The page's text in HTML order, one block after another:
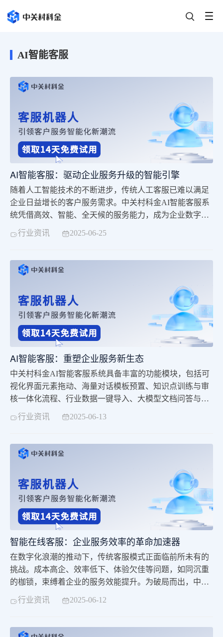
AI智能客服
AI智能客服：驱动企业服务升级的智能引擎
随着人工智能技术的不断进步，传统人工客服已难以满足
企业日益增长的客户服务需求。中关村科金AI智能客服系
统凭借高效、智能、全天候的服务能力，成为企业数字化
转型的重要工具。该系统融合了大模型、NLP、机器学习
等核心技术，具备毫秒级响应速度。同时，系统支持多轮
的服务标准，有效提升用户体验。 中关村科金AI智能客服
系统具备丰富的功能模块，包括可视化界面元素拖动、海
量对话模板预置、知识点训练与审核一体化流程、行业数
据一键导入、大模型文档问答与机器人流程融合等，帮助
企业快速构建知识库。此外，系统支持多渠道接入，如微
信公众号、小程序、企业微信、钉钉、抖音等，实现全渠
道覆盖，提升客户体验一致性。 通过智能客服系统，企业
可以实现7×24小时不间断服务，减少人工客服的重复性劳
动，提升服务效率与专业性。在数据分析方面，系统能够
挖掘客户需求趋势与产品痛点，帮助企业实现从被动服务
到主动优化的转型。 中关村科金AI智能客服系统不仅提升
了客户满意度和忠诚度，还显著降低了运营成本，增强了
企业的市场竞争力。未来，随着情感识别与情绪回应能力
破解传统客服难题，为企业提供精准、高效、有温度的智
行业资讯 2025-06-25
AI智能客服：重塑企业服务新生态
中关村科金AI智能客服系统具备丰富的功能模块，包括可
视化界面元素拖动、海量对话模板预置、知识点训练与审
核一体化流程、行业数据一键导入、大模型文档问答与机
器人流程融合等，帮助企业快速构建知识库。此外，系统
行业资讯 2025-06-13
智能在线客服：企业服务效率的革命加速器
在数字化浪潮的推动下，传统客服模式正面临前所未有的
挑战。成本高企、效率低下、体验欠佳等问题，如同沉重
的枷锁，束缚着企业的服务效能提升。为破局而出，中关
村科金智能云客服应运而生。凭借高智能、低门槛、全场
景的创新架构，它彻底颠覆了传统服务模式。这款智能客
海量咨询，又能智能辅助人工客服，助力企业以更少的投
行业资讯 2025-06-12